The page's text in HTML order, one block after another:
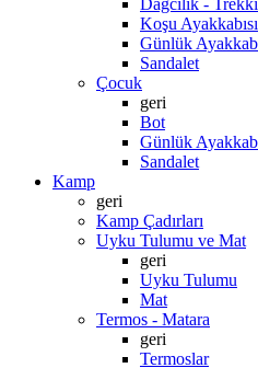
Dağcılık -
Koşu Ayakkabısı
Günlük
Sandalet
Çocuk
geri
Bot
Günlük
Sandalet
Kamp
geri
Kamp Çadırları
Uyku Tulumu ve Mat
geri
Uyku Tulumu
Mat
Termos - Matara
geri
Termoslar